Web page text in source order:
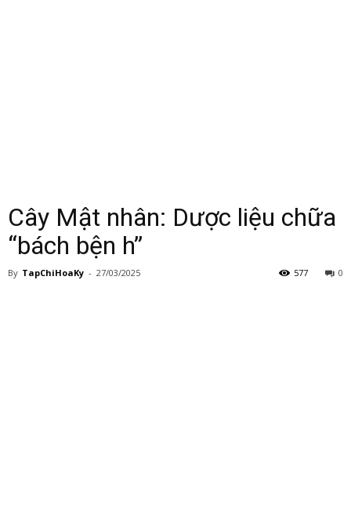
Cây Mật nhân: Dược liệu chữa
“bách bện h”
By TapChiHoaKy - 27/03/2025 0
577